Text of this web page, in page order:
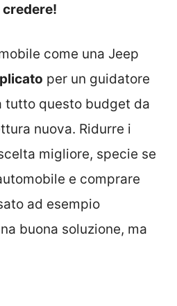
credere!
come una Jeep
per un guidatore
tutto questo budget da
nuova. Ridurre i
migliore, specie se
e comprare
ad esempio
buona soluzione, ma